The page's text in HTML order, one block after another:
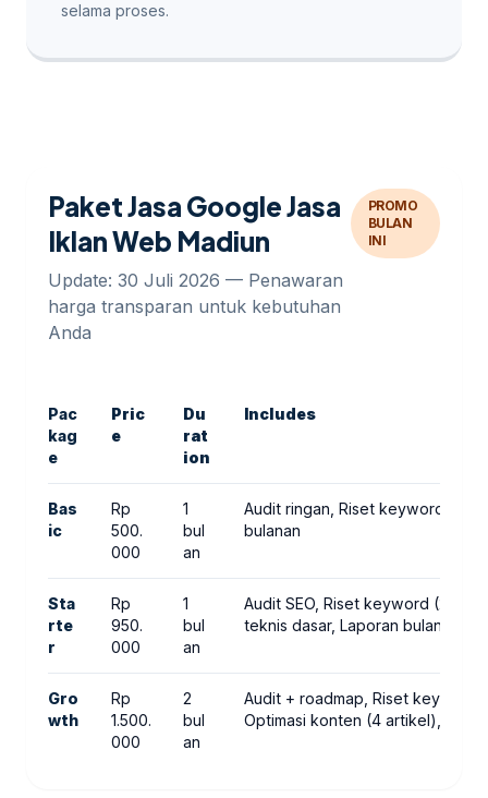
selama proses.
Paket Jasa Google Jasa
Iklan Web Madiun
Update: 30 Juli 2026 — Penawaran
harga transparan untuk kebutuhan
Anda
PROMO
BULAN
INI
Pac
kag
e
Pric
e
Du
rat
ion
Includes
Bas
ic
Rp
500.
000
1
bul
an
Audit ringan, Riset keyword
bulanan
Sta
rte
r
Rp
950.
000
1
bul
an
Audit SEO, Riset keyword (20),
teknis dasar, Laporan bulanan
Gro
wth
Rp
1.500.
000
2
bul
an
Audit + roadmap, Riset keyword
Optimasi konten (4 artikel),